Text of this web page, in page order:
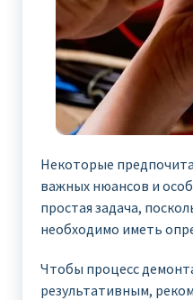
Некоторые
важных нюансов и
простая задача,
необходимо иметь
Чтобы процесс
результативным,